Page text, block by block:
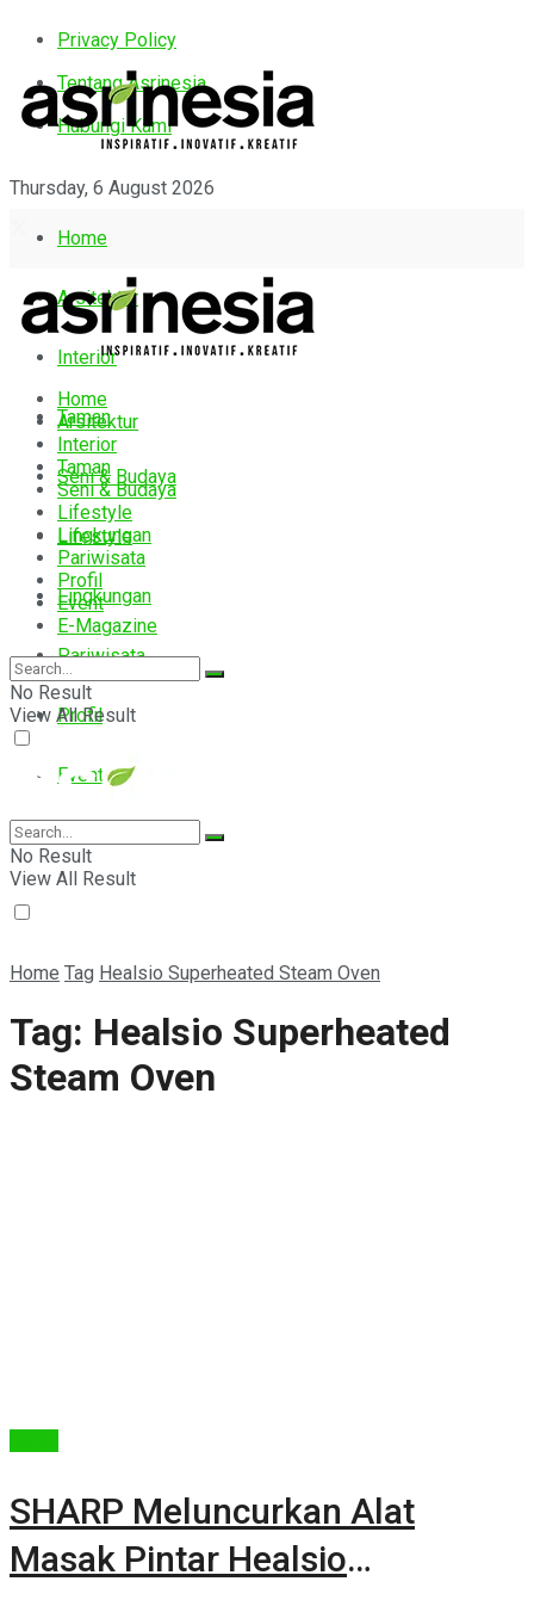
Privacy Policy
Tentang Asrinesia
Hubungi Kami
Thursday, 6 August 2026
Home
Arsitektur
Interior
Taman
Seni & Budaya
Lifestyle
Lingkungan
Pariwisata
Profil
Event
E-Magazine
Home
Arsitektur
Interior
Taman
Seni & Budaya
Lifestyle
Lingkungan
Pariwisata
Profil
Event
E-Magazine
No Result
View All Result
No Result
View All Result
Home Tag Healsio Superheated Steam Oven
Tag: Healsio Superheated
Steam Oven
SHARP Meluncurkan Alat
Masak Pintar Healsio